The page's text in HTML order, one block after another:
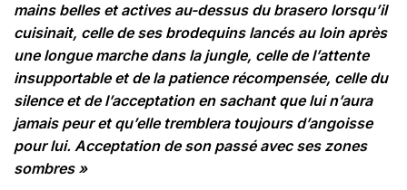
mains belles et actives au-dessus du brasero lorsqu’il
cuisinait, celle de ses brodequins lancés au loin après
une longue marche dans la jungle, celle de l’attente
insupportable et de la patience récompensée, celle du
silence et de l’acceptation en sachant que lui n’aura
jamais peur et qu’elle tremblera toujours d’angoisse
pour lui. Acceptation de son passé avec ses zones
sombres »